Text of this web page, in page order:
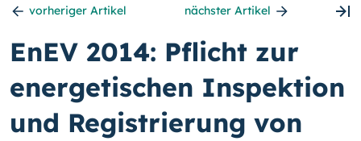
vorheriger Artikel nächster Artikel
EnEV 2014: Pflicht zur
energetischen Inspektion
und Registrierung von